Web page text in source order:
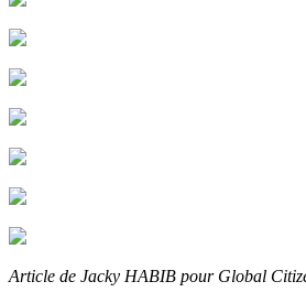
Article de Jacky HABIB pour Global